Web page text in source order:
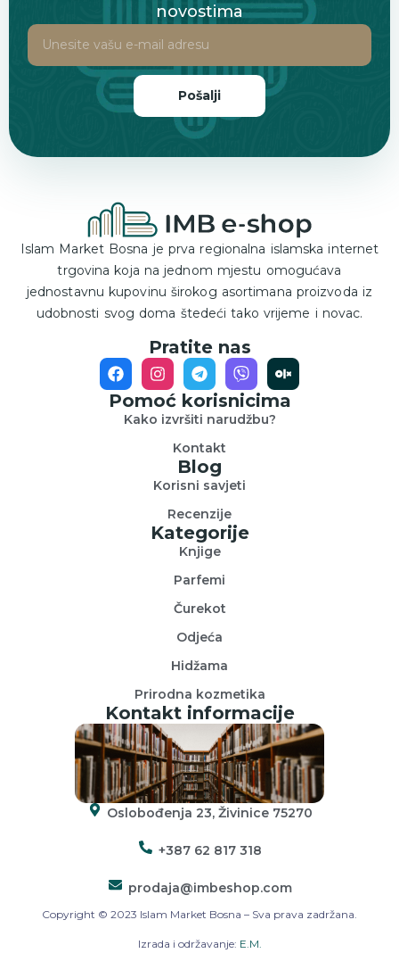
novostima
Pošalji
Islam Market Bosna je prva regionalna islamska internet
trgovina koja na jednom mjestu omogućava
jednostavnu kupovinu širokog asortimana proizvoda iz
udobnosti svog doma štedeći tako vrijeme i novac.
Pratite nas
Pomoć korisnicima
Kako izvršiti narudžbu?
Kontakt
Blog
Korisni savjeti
Recenzije
Kategorije
Knjige
Parfemi
Čurekot
Odjeća
Hidžama
Prirodna kozmetika
Kontakt informacije
Oslobođenja 23, Živinice 75270
+387 62 817 318
prodaja@imbeshop.com
Copyright © 2023 Islam Market Bosna – Sva prava zadržana.
Izrada i održavanje: E.M.